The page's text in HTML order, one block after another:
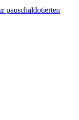
pauschaldotierten